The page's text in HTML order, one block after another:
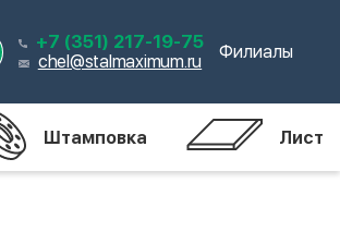
+7 (351) 217-19-75
chel@stalmaximum.ru Филиалы
Штамповка Лист